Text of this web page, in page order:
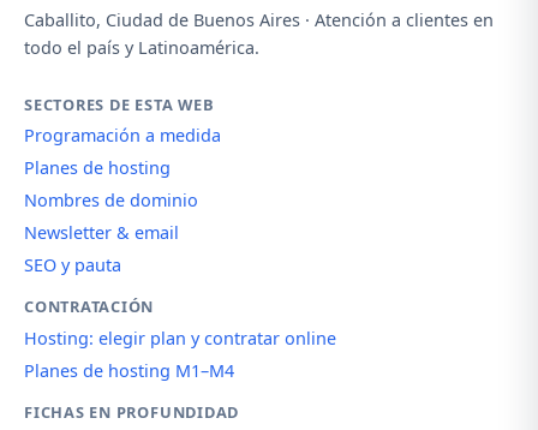
Caballito, Ciudad de Buenos Aires · Atención a clientes en
todo el país y Latinoamérica.
SECTORES DE ESTA WEB
Programación a medida
Planes de hosting
Nombres de dominio
Newsletter & email
SEO y pauta
CONTRATACIÓN
Hosting: elegir plan y contratar online
Planes de hosting M1–M4
FICHAS EN PROFUNDIDAD